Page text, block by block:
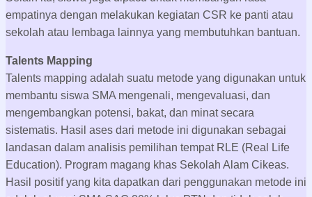
Program Go Global
Dirancang untuk memperluas wawasan siswa melalui
pengalaman belajar lintas budaya di berbagai negara
selama 1 semester. Program ini memungkinkan siswa untuk
merasakan sistem pendidikan internasional, memahami
keberagaman budaya, dan meningkatkan kemampuan
bahasa asing melalui kegiatan akademik dan non-akademik
di sekolah-sekolah unggulan di luar negeri. Negara tujuan
untuk program ini adalah: Inggris, Mesir, Jepang, Kanada.
Student Self Survival & Care Contribution Creativity